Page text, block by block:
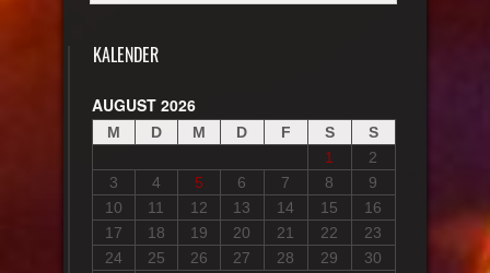
KALENDER
AUGUST 2026
M D M D F S
S
1
2
3
4 5 6 7 8
9
10
11 12 13 14 15
16
17
18 19 20 21 22
23
24
25 26 27 28 29
30